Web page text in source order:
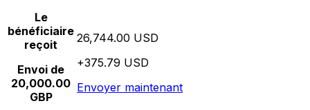
Le
bénéficiaire
reçoit
Envoi de
20,000.00
GBP
26,744.00 USD
+375.79 USD
Envoyer maintenant